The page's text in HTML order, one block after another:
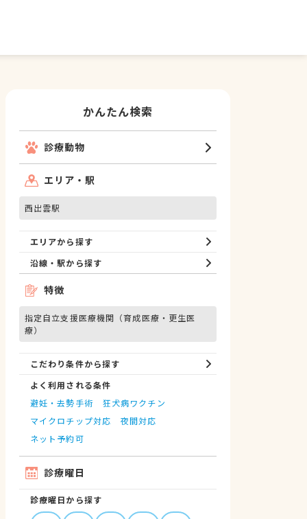
かんたん検索
診療動物
エリア・駅
西出雲駅
エリアから探す
沿線・駅から探す
特徴
指定自立支援医療機関（育成医療・更生医
療）
こだわり条件から探す
よく利用される条件
避妊・去勢手術
狂犬病ワクチン
マイクロチップ対応
夜間対応
ネット予約可
診療曜日
診療曜日から探す